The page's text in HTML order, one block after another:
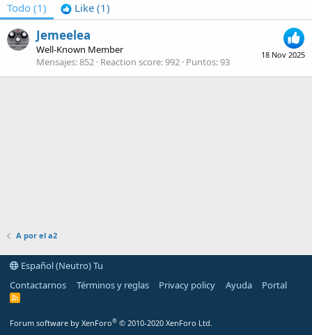
Todo (1) Like (1)
18 Nov 2025
Jemeelea
Well-Known Member
Mensajes 852 Reaction score 992 Puntos 93
A por el a2
Español (Neutro) Tu
Contactarnos
Términos y reglas Privacy policy Ayuda Portal
R
Forum software by XenForo® © 2010-2020 XenForo Ltd.